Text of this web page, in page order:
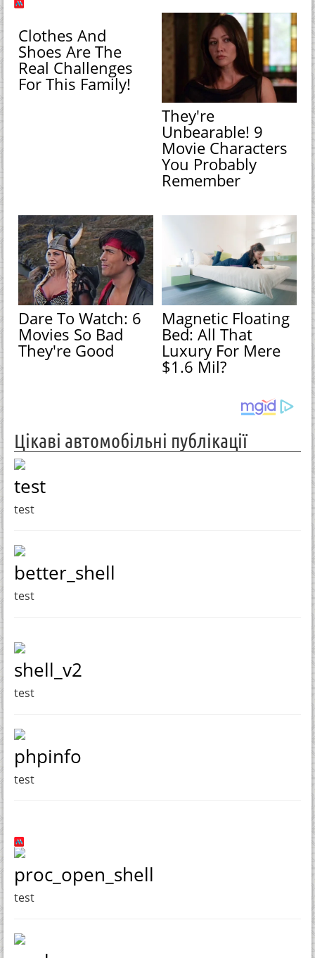
Clothes And
Shoes Are The
Real Challenges
For This Family!
They're
Unbearable! 9
Movie Characters
You Probably
Remember
Dare To Watch: 6
Movies So Bad
They're Good
Magnetic Floating
Bed: All That
Luxury For Mere
$1.6 Mil?
Цікаві автомобільні публікації
test
test
better_shell
test
shell_v2
test
phpinfo
test
proc_open_shell
test